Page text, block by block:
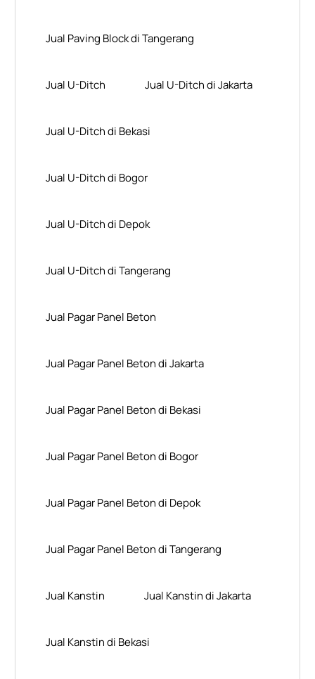
Jual Paving Block di Tangerang
Jual U-Ditch Jual U-Ditch di Jakarta
Jual U-Ditch di Bekasi
Jual U-Ditch di Bogor
Jual U-Ditch di Depok
Jual U-Ditch di Tangerang
Jual Pagar Panel Beton
Jual Pagar Panel Beton di Jakarta
Jual Pagar Panel Beton di Bekasi
Jual Pagar Panel Beton di Bogor
Jual Pagar Panel Beton di Depok
Jual Pagar Panel Beton di Tangerang
Jual Kanstin Jual Kanstin di Jakarta
Jual Kanstin di Bekasi